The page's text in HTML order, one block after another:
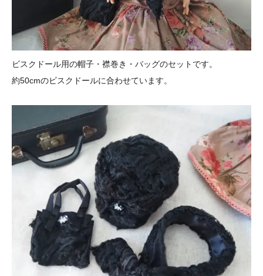
ビスクドール用の帽子・襟巻き・バッグのセットです。
約50cmのビスクドールに合わせています。